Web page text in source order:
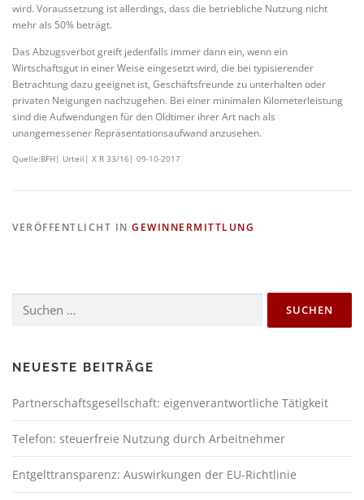
wird. Voraussetzung ist allerdings, dass die betriebliche Nutzung nicht
mehr als 50% beträgt.
Das Abzugsverbot greift jedenfalls immer dann ein, wenn ein
Wirtschaftsgut in einer Weise eingesetzt wird, die bei typisierender
Betrachtung dazu geeignet ist, Geschäftsfreunde zu unterhalten oder
privaten Neigungen nachzugehen. Bei einer minimalen Kilometerleistung
sind die Aufwendungen für den Oldtimer ihrer Art nach als
unangemessener Repräsentationsaufwand anzusehen.
Quelle:BFH| Urteil| X R 33/16| 09-10-2017
VERÖFFENTLICHT IN GEWINNERMITTLUNG
NEUESTE BEITRÄGE
Partnerschaftsgesellschaft: eigenverantwortliche Tätigkeit
Telefon: steuerfreie Nutzung durch Arbeitnehmer
Entgelttransparenz: Auswirkungen der EU-Richtlinie